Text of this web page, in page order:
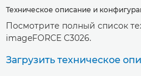
Техническое описание и
Посмотрите полный список
imageFORCE C3026.
Загрузить техническое